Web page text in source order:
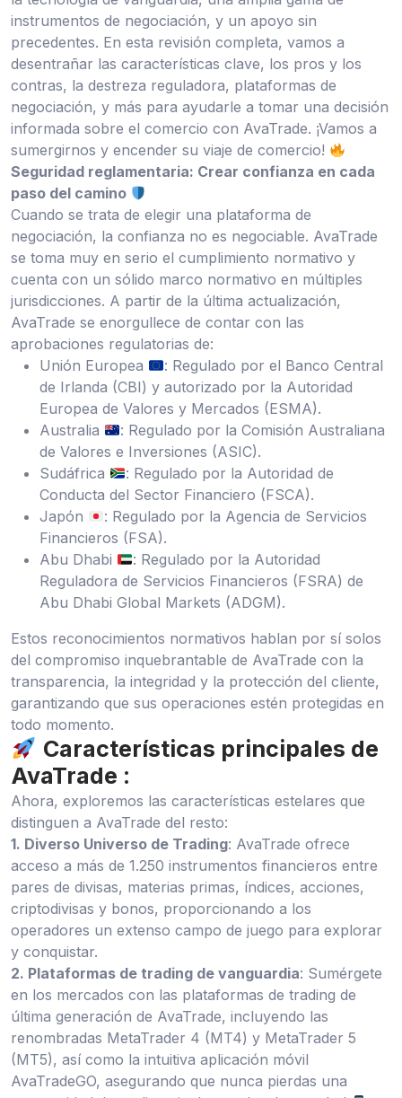
instrumentos de negociación, y un apoyo sin
precedentes. En esta revisión completa, vamos a
desentrañar las características clave, los pros y los
contras, la destreza reguladora, plataformas de
negociación, y más para ayudarle a tomar una decisión
informada sobre el comercio con AvaTrade. ¡Vamos a
sumergirnos y encender su viaje de comercio!
Seguridad reglamentaria: Crear confianza en cada
paso del camino
Cuando se trata de elegir una plataforma de
negociación, la confianza no es negociable. AvaTrade
se toma muy en serio el cumplimiento normativo y
cuenta con un sólido marco normativo en múltiples
jurisdicciones. A partir de la última actualización,
AvaTrade se enorgullece de contar con las
aprobaciones regulatorias de:
Unión Europea
: Regulado por el Banco Central
de Irlanda (CBI) y autorizado por la Autoridad
Europea de Valores y Mercados (ESMA).
Australia
: Regulado por la Comisión Australiana
de Valores e Inversiones (ASIC).
Sudáfrica
: Regulado por la Autoridad de
Conducta del Sector Financiero (FSCA).
Japón
: Regulado por la Agencia de Servicios
Financieros (FSA).
Abu Dhabi
: Regulado por la Autoridad
Reguladora de Servicios Financieros (FSRA) de
Abu Dhabi Global Markets (ADGM).
Estos reconocimientos normativos hablan por sí solos
del compromiso inquebrantable de AvaTrade con la
transparencia, la integridad y la protección del cliente,
garantizando que sus operaciones estén protegidas en
todo momento.
Características principales de
AvaTrade :
Ahora, exploremos las características estelares que
distinguen a AvaTrade del resto:
1. Diverso Universo de Trading: AvaTrade ofrece
acceso a más de 1.250 instrumentos financieros entre
pares de divisas, materias primas, índices, acciones,
criptodivisas y bonos, proporcionando a los
operadores un extenso campo de juego para explorar
y conquistar.
2. Plataformas de trading de vanguardia: Sumérgete
en los mercados con las plataformas de trading de
última generación de AvaTrade, incluyendo las
renombradas MetaTrader 4 (MT4) y MetaTrader 5
(MT5), así como la intuitiva aplicación móvil
AvaTradeGO, asegurando que nunca pierdas una